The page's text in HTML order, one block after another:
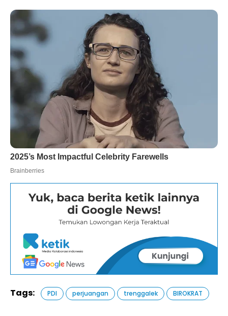
Tags: PDI perjuangan trenggalek BIROKRAT